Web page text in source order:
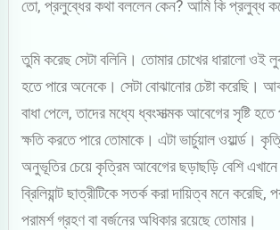
তো, প্রলুব্ধের কথা বললেন কেন? আমি কি প্রলুব্ধ
তুমি করেছ সেটা বলিনি। তোমার চোখের ধারালো
হতে পারে অনেকে। সেটা বোঝানোর চেষ্টা করেছি।
বাধা পেলে, তাদের মধ্যে ধ্বংসাত্মক আবেগের সৃষ্টি
ক্ষতি করতে পারে তোমাকে। এটা ভার্চুয়াল ওয়ার্ল্ড।
অনুভূতির চেয়ে কৃত্রিম আবেগের ছড়াছড়ি বেশি
ব্রিলিয়ান্ট ছাত্রীটিকে সতর্ক করা দায়িত্ব মনে করেছি,
পরামর্শ গ্রহণ বা বর্জনের অধিকার রয়েছে তোমার।